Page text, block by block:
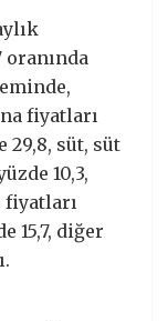
oranında
fiyatları
29,8, süt, süt
10,3,
fiyatları
15,7, diğer